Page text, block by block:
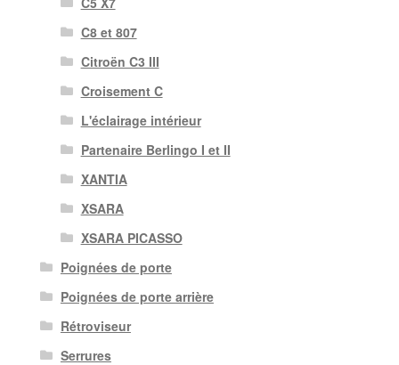
C8 et 807
Citroën C3 III
Croisement C
L'éclairage intérieur
Partenaire Berlingo I et II
XANTIA
XSARA
XSARA PICASSO
Poignées de porte
Poignées de porte arrière
Rétroviseur
Serrures